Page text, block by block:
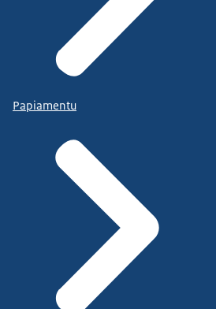
Papiamentu